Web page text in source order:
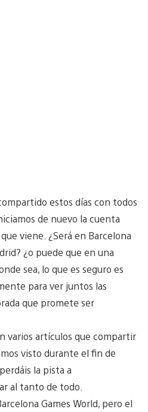
estos días con todos
de nuevo la cuenta
viene. ¿Será en Barcelona
¿o puede que en una
sea, lo que es seguro es
para ver juntos las
que promete ser
varios artículos que compartir
visto durante el fin de
la pista a
al tanto de todo.
Games World, pero el